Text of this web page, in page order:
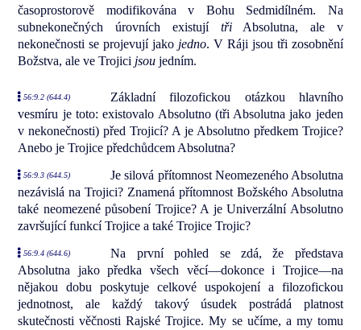
časoprostorově modifikována v Bohu Sedmidílném. Na
subnekonečných úrovních existují třiAbsolutna, ale v
nekonečnosti se projevují jako jedno. V Ráji jsou tři zosobnění
Božstva, ale ve Trojici jsou jedním.
56:9.2 (644.4)
Základní filozofickou otázkou hlavního
vesmíru je toto: existovalo Absolutno (tři Absolutna jako jeden
v nekonečnosti) před Trojicí? A je Absolutno předkem Trojice?
Anebo je Trojice předchůdcem Absolutna?
56:9.3 (644.5)
Je silová přítomnost Neomezeného Absolutna
nezávislá na Trojici? Znamená přítomnost Božského Absolutna
také neomezené působení Trojice? A je Univerzální Absolutno
završující funkcí Trojice a také Trojice Trojic?
56:9.4 (644.6)
Na první pohled se zdá, že představa
Absolutna jako předka všech věcí—dokonce i Trojice—na
nějakou dobu poskytuje celkové uspokojení a filozofickou
jednotnost, ale každý takový úsudek postrádá platnost
skutečnosti věčnosti Rajské Trojice. My se učíme, a my tomu